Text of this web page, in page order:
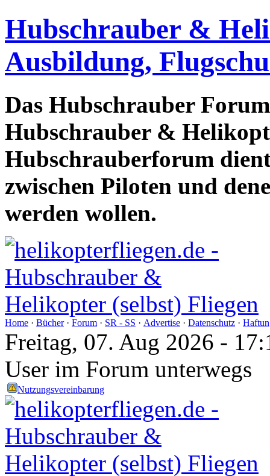
Hubschrauber &
Ausbildung,
Das Hubschrauber
Hubschrauber &
Hubschrauberforum
zwischen Piloten und
werden wollen.
Home · Bücher· Forum · SR - SS · Advertise · Datenschutz ·
Freitag, 07. Aug 2026 -
User im Forum unterwegs
Nutzungsvereinbarung